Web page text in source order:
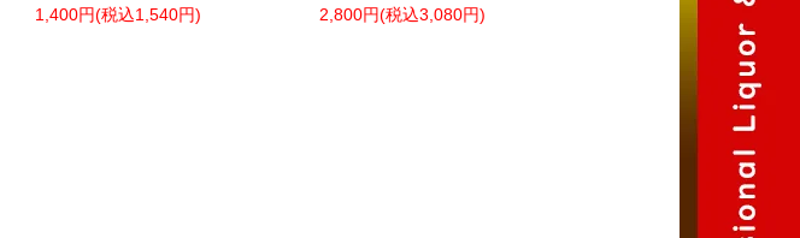
1,400円(税込1,540円)
2,800円(税込3,080円)